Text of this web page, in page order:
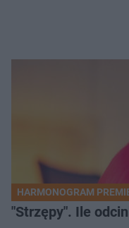
HARMONOGRAM
"Strzępy". Ile